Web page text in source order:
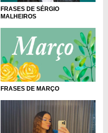
FRASES DE SÉRGIO
MALHEIROS
FRASES DE MARÇO